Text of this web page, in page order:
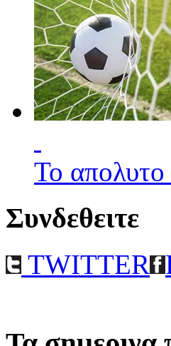
Το απολυτο
Συνδεθειτε
TWITTER